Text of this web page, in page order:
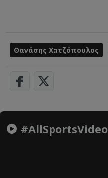
Θανάσης Χατζόπουλος
#AllSportsVideo